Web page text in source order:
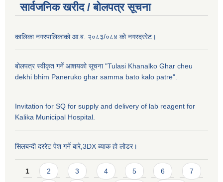
सार्वजनिक खरीद / बाेलपत्र सूचना
कालिका नगरपालिकाको आ.ब. २०८३/०८४ को नगरदररेट।
बोलपत्र स्वीकृत गर्ने आशयको सूचना "Tulasi Khanalko Ghar cheu
dekhi bhim Paneruko ghar samma bato kalo patre".
Invitation for SQ for supply and delivery of lab reagent for
Kalika Municipal Hospital.
सिलबन्दी दररेट पेश गर्ने बारे,3DX ब्याक हो लोडर।
Pages
1 2 3 4 5 6 7